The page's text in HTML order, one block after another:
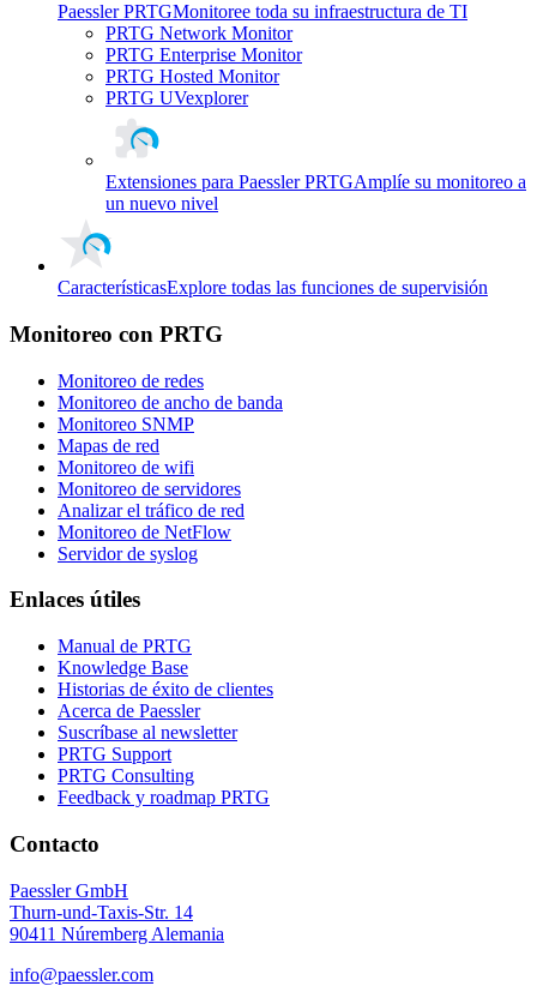
Paessler PRTGMonitoree toda su infraestructura de TI
PRTG Network Monitor
PRTG Enterprise Monitor
PRTG Hosted Monitor
PRTG UVexplorer
Extensiones para Paessler PRTGAmplíe su monitoreo a
un nuevo nivel
CaracterísticasExplore todas las funciones de supervisión
Monitoreo con PRTG
Monitoreo de redes
Monitoreo de ancho de banda
Monitoreo SNMP
Mapas de red
Monitoreo de wifi
Monitoreo de servidores
Analizar el tráfico de red
Monitoreo de NetFlow
Servidor de syslog
Enlaces útiles
Manual de PRTG
Knowledge Base
Historias de éxito de clientes
Acerca de Paessler
Suscríbase al newsletter
PRTG Support
PRTG Consulting
Feedback y roadmap PRTG
Contacto
Paessler GmbH
Thurn-und-Taxis-Str. 14
90411 Núremberg Alemania
info@paessler.com